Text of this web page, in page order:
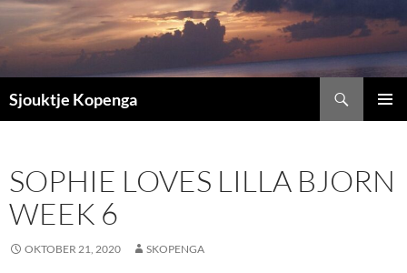
Ga
naar
de
inhoud
Sjouktje Kopenga
SOPHIE LOVES LILLA BJORN
WEEK 6
OKTOBER 21, 2020 SKOPENGA